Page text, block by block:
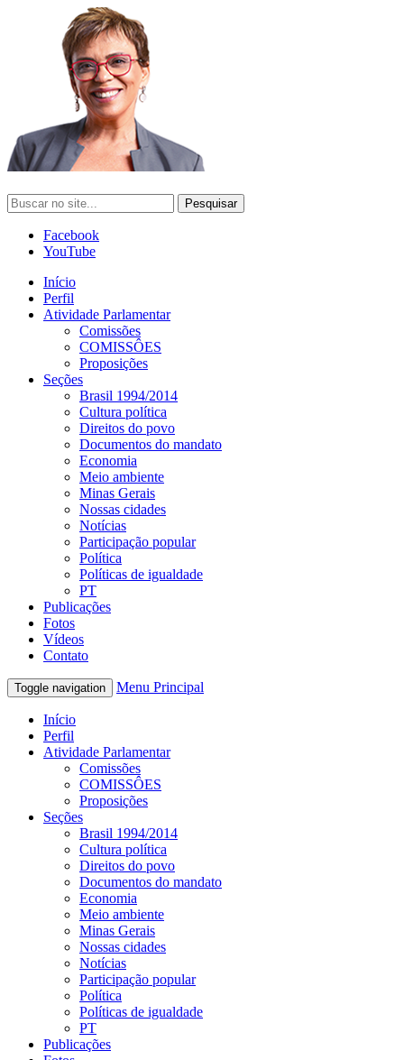
Facebook
YouTube
Início
Perfil
Atividade Parlamentar
Comissões
COMISSÔES
Proposições
Seções
Brasil 1994/2014
Cultura política
Direitos do povo
Documentos do mandato
Economia
Meio ambiente
Minas Gerais
Nossas cidades
Notícias
Participação popular
Política
Políticas de igualdade
PT
Publicações
Fotos
Vídeos
Contato
Toggle navigation Menu Principal
Início
Perfil
Atividade Parlamentar
Comissões
COMISSÔES
Proposições
Seções
Brasil 1994/2014
Cultura política
Direitos do povo
Documentos do mandato
Economia
Meio ambiente
Minas Gerais
Nossas cidades
Notícias
Participação popular
Política
Políticas de igualdade
PT
Publicações